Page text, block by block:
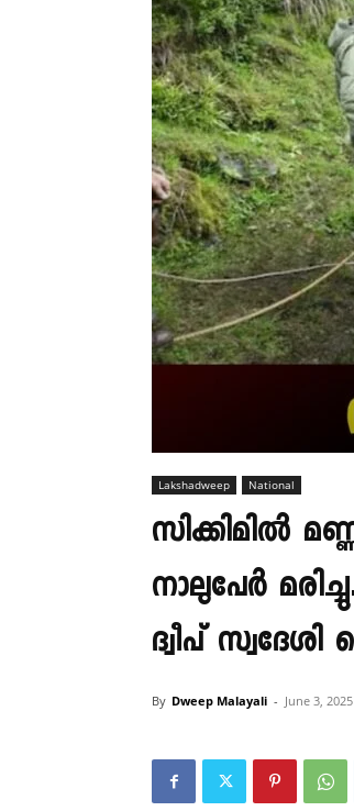
Lakshadweep National
സിക്കിമിൽ
നാലുപേർ
ദ്വീപ്
By Dweep Malayali - June 3, 2025